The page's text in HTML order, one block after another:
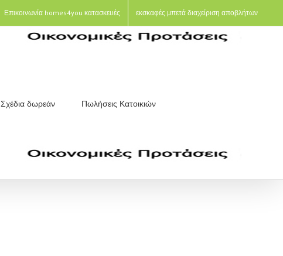
Επικοινωνία homes4you κατασκευές εκσκαφές μπετά διαχείριση αποβλήτων
Σχέδια δωρεάν Πωλήσεις Κατοικιών